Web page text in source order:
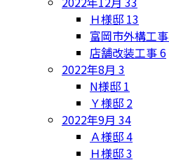
Ｈ様邸 13
富岡市外構工事
店舗改装工事6
2022年8月 3
N様邸 1
Ｙ様邸 2
2022年9月 34
Ａ様邸4
Ｈ様邸3